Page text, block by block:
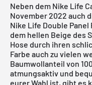
Neben dem Nike Life
November 2022 auch
Nike Life Double
dem hellen Beige des
Hose durch ihren
Farbe auch zu vielen
Baumwollanteil von
atmungsaktiv und
eurer Wahl ist, gibt es